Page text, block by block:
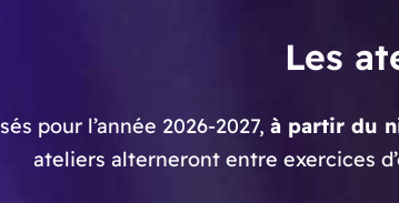
Les
pour l’année 2026-2027, à partir du
ateliers alterneront entre exercices